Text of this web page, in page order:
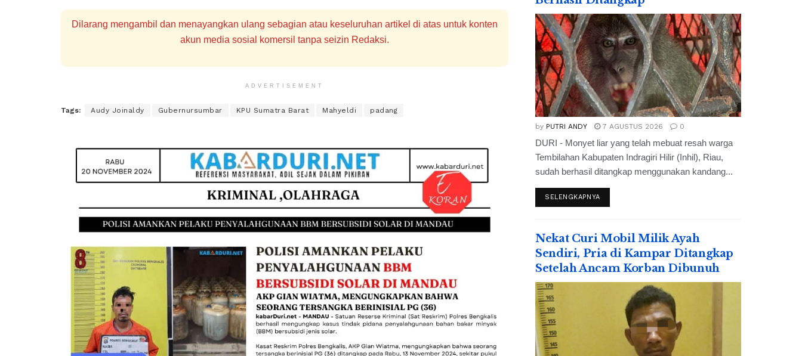
Dilarang mengambil dan menayangkan ulang sebagian atau keseluruhan artikel di atas untuk konten
akun media sosial komersil tanpa seizin Redaksi.
ADVERTISEMENT
Tags: Audy Joinaldy Gubernursumbar KPU Sumatra Barat Mahyeldi padang
by PUTRI ANDY 7 AGUSTUS 2026 0
DURI - Monyet liar yang telah mebuat resah warga
Tembilahan Kabupaten Indragiri Hilir (Inhil), Riau,
sudah berhasil ditangkap menggunakan kandang...
SELENGKAPNYA
Nekat Curi Mobil Milik Ayah
Sendiri, Pria di Kampar Ditangkap
Setelah Ancam Korban Dibunuh